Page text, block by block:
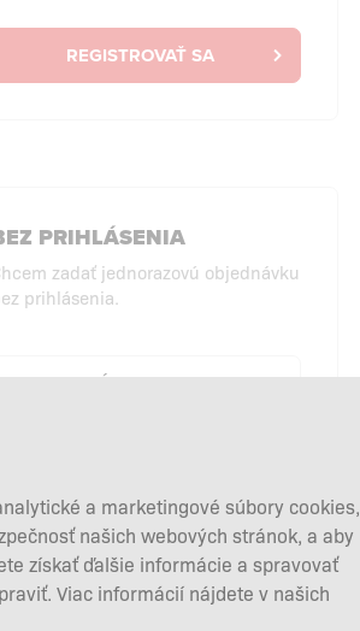
REGISTROVAŤ SA
PRIHLÁSENIA
zadať jednorazovú objednávku
prihlásenia.
NÁKUPY BEZ
a marketingové súbory cookies,
našich webových stránok, a aby
získať ďalšie informácie a spravovať
Viac informácií nájdete v našich